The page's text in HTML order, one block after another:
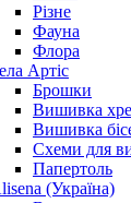
Різне
Фауна
Флора
Артіс
Брошки
Вишивка
Вишивка
Схеми для
Папертоль
(Україна)